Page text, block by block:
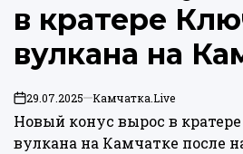
в кратере
вулкана на
on29.07.2025 Камчатка.Live
Новый конус вырос в
вулкана на Камчатке после